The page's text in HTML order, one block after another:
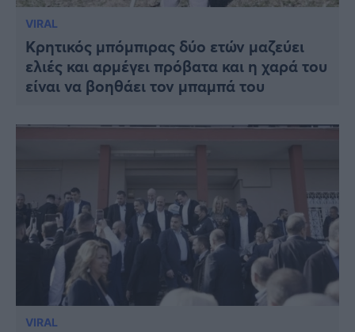
VIRAL
Κρητικός μπόμπιρας δύο ετών μαζεύει
ελιές και αρμέγει πρόβατα και η χαρά του
είναι να βοηθάει τον μπαμπά του
VIRAL